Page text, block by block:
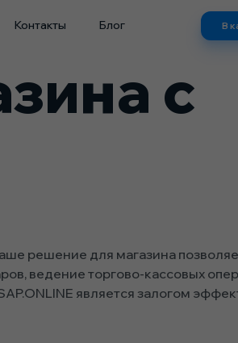
Контакты Блог В
с
решение для магазина
ведение торгово-кассовых
является залогом